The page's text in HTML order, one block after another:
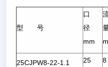
型 号
口
径
mm
25CJPW8-22-1.1 25 8